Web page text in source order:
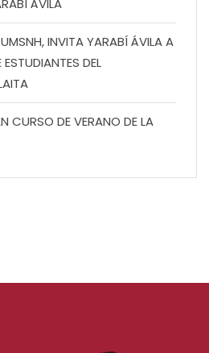
ÁVILA
INVITA YARABÍ ÁVILA A
DEL
CURSO DE VERANO DE LA